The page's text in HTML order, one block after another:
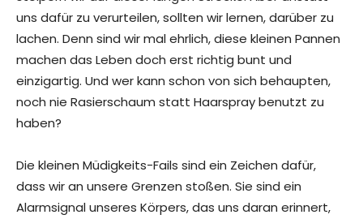
uns dafür zu verurteilen, sollten wir lernen, darüber zu
lachen. Denn sind wir mal ehrlich, diese kleinen Pannen
machen das Leben doch erst richtig bunt und
einzigartig. Und wer kann schon von sich behaupten,
noch nie Rasierschaum statt Haarspray benutzt zu
haben?
Die kleinen Müdigkeits-Fails sind ein Zeichen dafür,
dass wir an unsere Grenzen stoßen. Sie sind ein
Alarmsignal unseres Körpers, das uns daran erinnert,